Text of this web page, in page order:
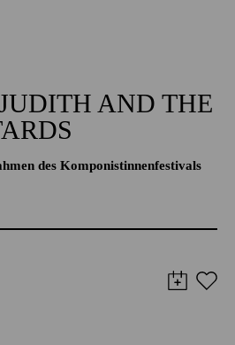
AND THE
des Komponistinnenfestivals